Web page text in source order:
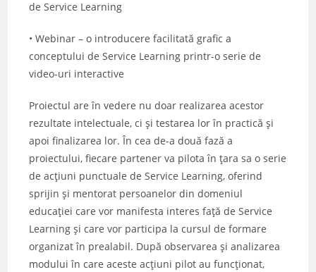
de Service Learning
• Webinar – o introducere facilitată grafic a
conceptului de Service Learning printr-o serie de
video-uri interactive
Proiectul are în vedere nu doar realizarea acestor
rezultate intelectuale, ci și testarea lor în practică și
apoi finalizarea lor. În cea de-a două fază a
proiectului, fiecare partener va pilota în țara sa o serie
de acțiuni punctuale de Service Learning, oferind
sprijin și mentorat persoanelor din domeniul
educației care vor manifesta interes față de Service
Learning și care vor participa la cursul de formare
organizat în prealabil. După observarea și analizarea
modului în care aceste acțiuni pilot au funcționat,